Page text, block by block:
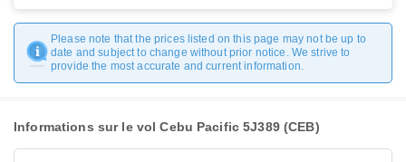
Please note that the prices listed on this page may not be up to
date and subject to change without prior notice. We strive to
provide the most accurate and current information.
Informations sur le vol Cebu Pacific 5J389 (CEB)